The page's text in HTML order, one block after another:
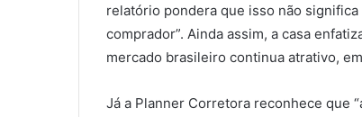
relatório pondera que isso não
comprador”. Ainda assim, a casa
mercado brasileiro continua atrativo,
Já a Planner Corretora reconhece que